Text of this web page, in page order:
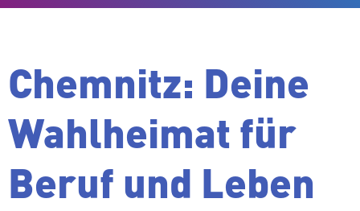
Chemnitz: Deine
Wahl­hei­mat für
Beruf und Leben